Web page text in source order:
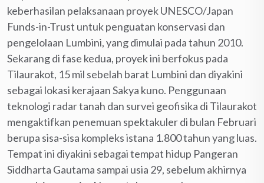
keberhasilan pelaksanaan proyek UNESCO/Japan
Funds-in-Trust untuk penguatan konservasi dan
pengelolaan Lumbini, yang dimulai pada tahun 2010.
Sekarang di fase kedua, proyek ini berfokus pada
Tilaurakot, 15 mil sebelah barat Lumbini dan diyakini
sebagai lokasi kerajaan Sakya kuno. Penggunaan
teknologi radar tanah dan survei geofisika di Tilaurakot
mengaktifkan penemuan spektakuler di bulan Februari
berupa sisa-sisa kompleks istana 1.800 tahun yang luas.
Tempat ini diyakini sebagai tempat hidup Pangeran
Siddharta Gautama sampai usia 29, sebelum akhirnya